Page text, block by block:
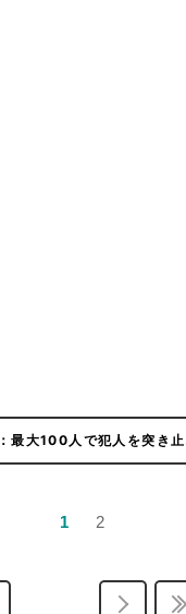
最大100人で犯人を突き
1 2